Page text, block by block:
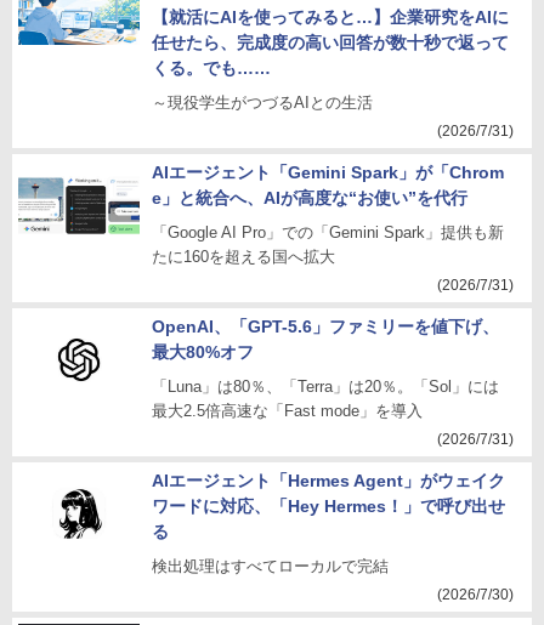
【就活にAIを使ってみると…】企業研究をAIに
任せたら、完成度の高い回答が数十秒で返って
くる。でも……
～現役学生がつづるAIとの生活
(2026/7/31)
AIエージェント「Gemini Spark」が「Chrom
e」と統合へ、AIが高度な“お使い”を代行
「Google AI Pro」での「Gemini Spark」提供も新
たに160を超える国へ拡大
(2026/7/31)
OpenAI、「GPT-5.6」ファミリーを値下げ、
最大80%オフ
「Luna」は80％、「Terra」は20％。「Sol」には
最大2.5倍高速な「Fast mode」を導入
(2026/7/31)
AIエージェント「Hermes Agent」がウェイク
ワードに対応、「Hey Hermes！」で呼び出せ
る
検出処理はすべてローカルで完結
(2026/7/30)